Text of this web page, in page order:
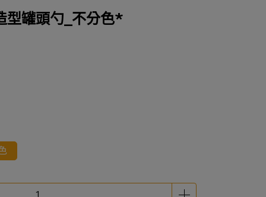
型罐頭勺_不分色*